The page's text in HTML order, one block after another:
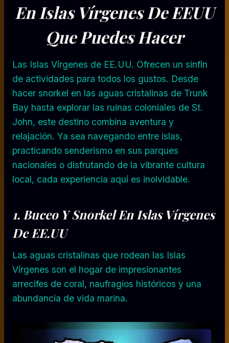
En Islas Vírgenes De EEUU
QuePUedesHAcer
Las Islas Vírgenes de EE.UU. Ofrecen un sinfín
de actividades para todos los gustos. Desde
hacer snorkel en las aguas cristalinas de Trunk
Bay hasta explorar las ruinas coloniales de St.
John, este destino combina aventura y
relajación. Ya sea navegando entre islas,
practicando senderismo en sus parques
nacionales o disfrutando de la vibrante cultura
local, cada experiencia aquí es inolvidable.
1. Buceo Y SnorkelEn Islas Vírgenes
De EE.UU
Las aguas cristalinas que rodean las Islas
Vírgenes son el hogar de impresionantes
arrecifes de coral, naufragios históricos y una
abundancia de vida marina.